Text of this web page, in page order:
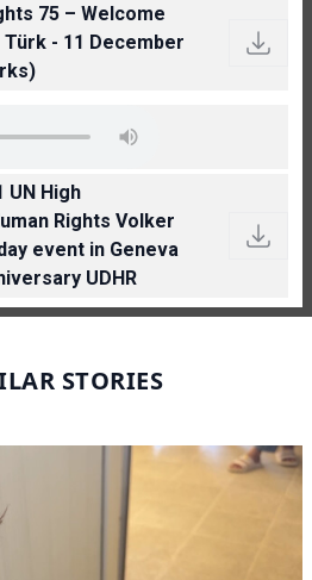
75 – Welcome
- 11 December
UN High
Rights Volker
event in Geneva
UDHR
STORIES